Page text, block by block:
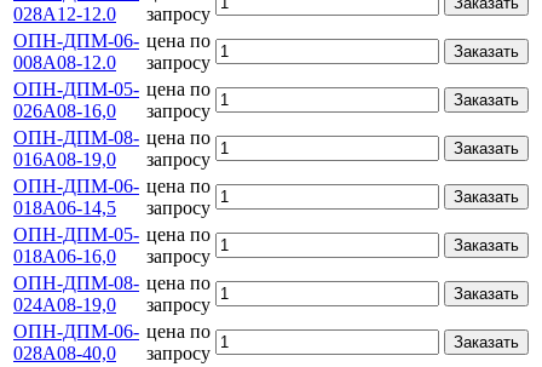
028А12-12.0
запросу
ОПН-ДПМ-06-
008А08-12.0
цена по
запросу
Заказать
ОПН-ДПМ-05-
026А08-16,0
цена по
запросу
Заказать
ОПН-ДПМ-08-
016А08-19,0
цена по
запросу
Заказать
ОПН-ДПМ-06-
018А06-14,5
цена по
запросу
Заказать
ОПН-ДПМ-05-
018А06-16,0
цена по
запросу
Заказать
ОПН-ДПМ-08-
024А08-19,0
цена по
запросу
Заказать
ОПН-ДПМ-06-
028А08-40,0
цена по
запросу
Заказать